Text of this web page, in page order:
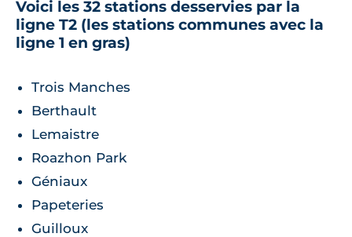
Voici les 32 stations desservies par la
ligne T2 (les stations communes avec la
ligne 1 en gras)
Trois Manches
Berthault
Lemaistre
Roazhon Park
Géniaux
Papeteries
Guilloux